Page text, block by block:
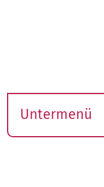
Untermenü